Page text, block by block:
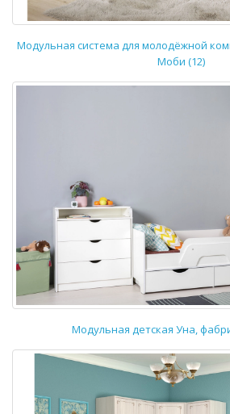
Модульная система для молодёжной
Моби (12)
Модульная детская Уна,